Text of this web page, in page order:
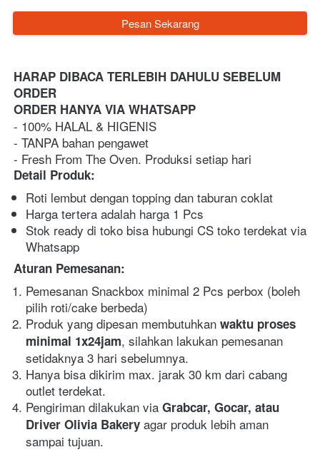
`Pesan Sekarang
HARAP DIBACA TERLEBIH DAHULU SEBELUM
ORDER
ORDER HANYA VIA WHATSAPP
- 100% HALAL & HIGENIS
- TANPA bahan pengawet
- Fresh From The Oven. Produksi setiap hari
Detail Produk:
Roti lembut dengan topping dan taburan coklat
Harga tertera adalah harga 1 Pcs
Stok ready di toko bisa hubungi CS toko terdekat via
Whatsapp
Aturan Pemesanan:
Pemesanan Snackbox minimal 2 Pcs perbox (boleh
pilih roti/cake berbeda)
Produk yang dipesan membutuhkan waktu proses
minimal 1x24jam, silahkan lakukan pemesanan
setidaknya 3 hari sebelumnya.
Hanya bisa dikirim max. jarak 30 km dari cabang
outlet terdekat.
Pengiriman dilakukan via Grabcar, Gocar, atau
Driver Olivia Bakery agar produk lebih aman
sampai tujuan.